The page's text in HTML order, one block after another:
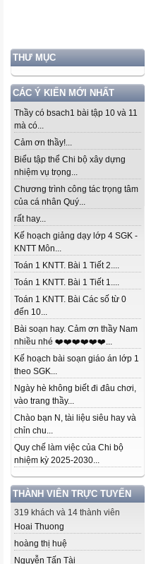
THƯ MỤC
CÁC Ý KIẾN MỚI NHẤT
Thầy có bsach1 bài tập 10 và 11
mà có...
Cảm ơn thầy!...
Biểu tập thể Chi bộ xây dựng
nhiệm vụ trọng...
Chương trình công tác trọng tâm
của cá nhân Quý...
rất hay...
Kế hoạch giảng dạy lớp 4 SGK -
KNTT Môn...
Toán 1 KNTT. Bài 1 Tiết 2....
Toán 1 KNTT. Bài 1 Tiết 1....
Toán 1 KNTT. Bài Các số từ 0
đến 10...
Bài soạn hay. Cảm ơn thầy Nam
nhiều nhé ❤️❤️❤️❤️❤️❤️...
Kế hoạch bài soạn giáo án lớp 1
theo SGK...
Ngày hè không biết đi đâu chơi,
vào trang thầy...
Chào bạn N, tài liệu siêu hay và
chỉn chu...
Quy chế làm việc của Chi bộ
nhiệm kỳ 2025-2030...
THÀNH VIÊN TRỰC TUYẾN
319 khách và 14 thành viên
Hoai Thuong
hoàng thị huệ
Nguyễn Tấn Tài